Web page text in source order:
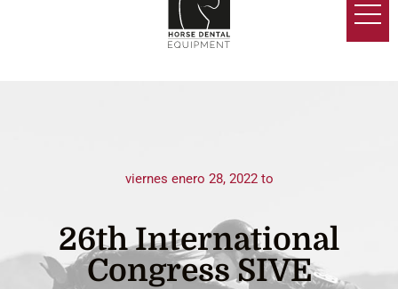
viernes enero 28, 2022 to
26th International
Congress SIVE